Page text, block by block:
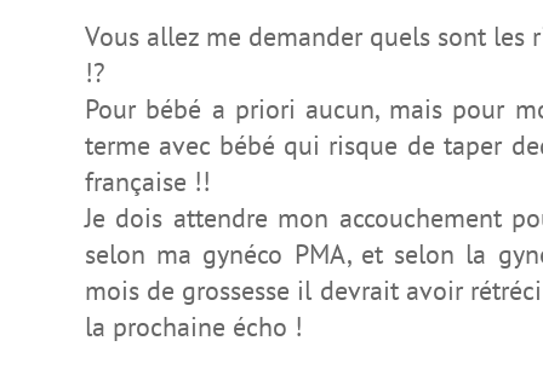
Vous allez me demander quels sont les
!?
Pour bébé a priori aucun, mais pour
terme avec bébé qui risque de taper
française !!
Je dois attendre mon accouchement
selon ma gynéco PMA, et selon la
mois de grossesse il devrait avoir
la prochaine écho !